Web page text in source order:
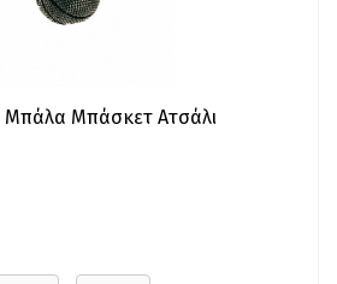
Μπάλα Μπάσκετ Ατσάλι